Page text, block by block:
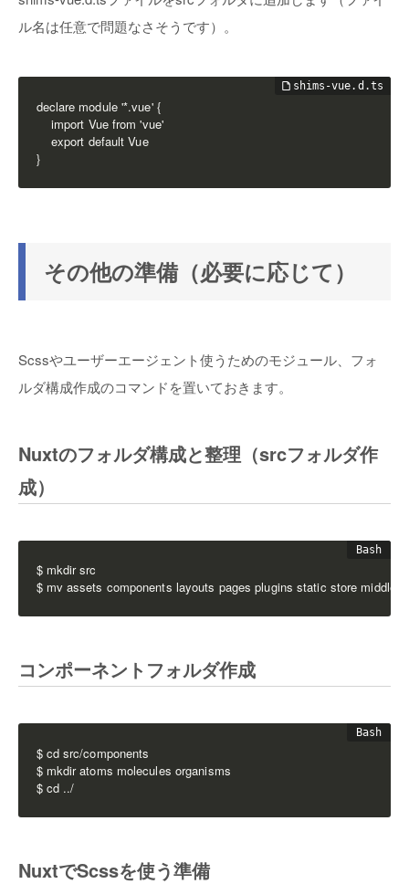
ル名は任意で問題なさそうです）。
declare module '*.vue' {
    import Vue from 'vue'
    export default Vue
}
その他の準備（必要に応じて）
Scssやユーザーエージェント使うためのモジュール、フォ
ルダ構成作成のコマンドを置いておきます。
Nuxtのフォルダ構成と整理（srcフォルダ作
成）
$ mkdir src
$ mv assets components layouts pages plugins static store
コンポーネントフォルダ作成
$ cd src/components
$ mkdir atoms molecules organisms
$ cd ../
NuxtでScssを使う準備